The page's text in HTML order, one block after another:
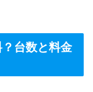
台数と料金